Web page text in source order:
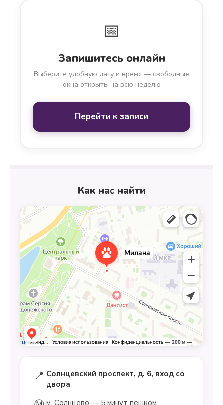
📅
Запишитесь онлайн
Выберите удобную дату и время — свободные
окна открыты на всю неделю
Перейти к записи
Как нас найти
📍 Солнцевский проспект, д. 6, вход со
двора
м. Солнцево — 5 минут пешком